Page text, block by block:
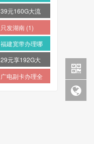
39元160G大流
量电话卡 (1)
只发湖南 (1)
福建宽带办理哪
个最便宜 (1)
29元享192G大
流量 (1)
广电副卡办理全